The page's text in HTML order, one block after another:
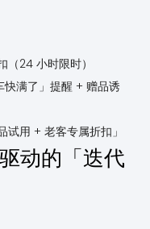
（24 小时限时）
满了」提醒 + 赠品诱
用 + 老客专属折扣」
动的「迭代